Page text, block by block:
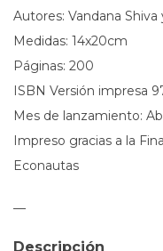
Autores: Vandana Shiva
Medidas: 14x20cm
Páginas: 200
ISBN Versión impresa
Mes de lanzamiento:
Impreso gracias a la
Econautas
—
Descripción